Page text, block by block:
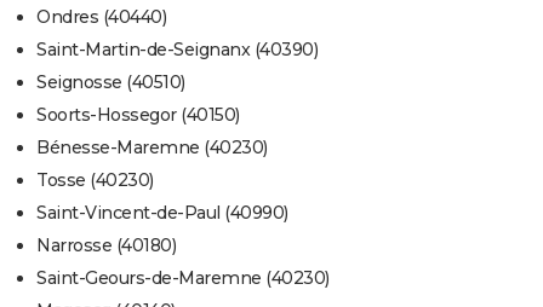
Ondres (40440)
Saint-Martin-de-Seignanx (40390)
Seignosse (40510)
Soorts-Hossegor (40150)
Bénesse-Maremne (40230)
Tosse (40230)
Saint-Vincent-de-Paul (40990)
Narrosse (40180)
Saint-Geours-de-Maremne (40230)